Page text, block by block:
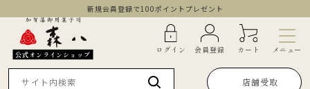
新規会員登録で100ポイントプレゼント
公式オンラインショップ ログイン 会員登録 カート メニュー
店舗受取